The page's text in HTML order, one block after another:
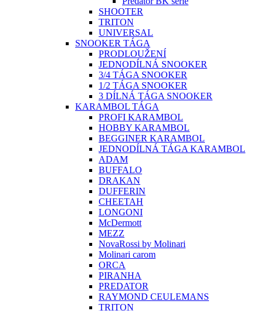
SHOOTER
TRITON
UNIVERSAL
SNOOKER TÁGA
PRODLOUŽENÍ
JEDNODÍLNÁ SNOOKER
3/4 TÁGA SNOOKER
1/2 TÁGA SNOOKER
3 DÍLNÁ TÁGA SNOOKER
KARAMBOL TÁGA
PROFI KARAMBOL
HOBBY KARAMBOL
BEGGINER KARAMBOL
JEDNODÍLNÁ TÁGA KARAMBOL
ADAM
BUFFALO
DRAKAN
DUFFERIN
CHEETAH
LONGONI
McDermott
MEZZ
NovaRossi by Molinari
Molinari carom
ORCA
PIRANHA
PREDATOR
RAYMOND CEULEMANS
TRITON